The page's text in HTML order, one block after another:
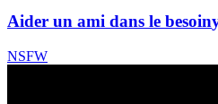
Aider un ami dans le besoin
NSFW